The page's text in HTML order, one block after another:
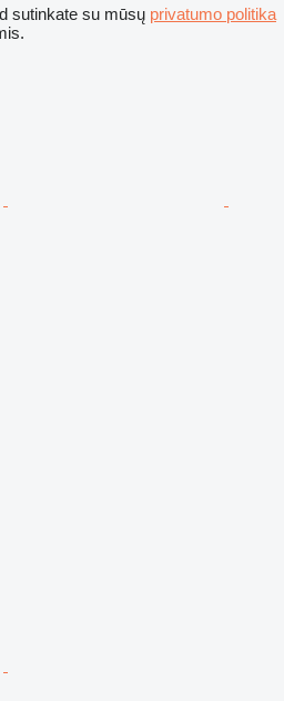
sutinkate su mūsų privatumo politika